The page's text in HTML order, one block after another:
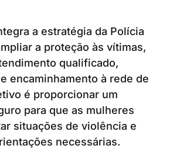
a estratégia da Polícia
a proteção às vítimas,
qualificado,
encaminhamento à rede de
é proporcionar um
para que as mulheres
situações de violência e
necessárias.